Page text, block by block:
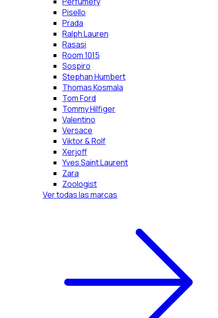
Pisello
Prada
Ralph Lauren
Rasasi
Room 1015
Sospiro
Stephan Humbert
Thomas Kosmala
Tom Ford
Tommy Hilfiger
Valentino
Versace
Viktor & Rolf
Xerjoff
Yves Saint Laurent
Zara
Zoologist
Ver todas las marcas